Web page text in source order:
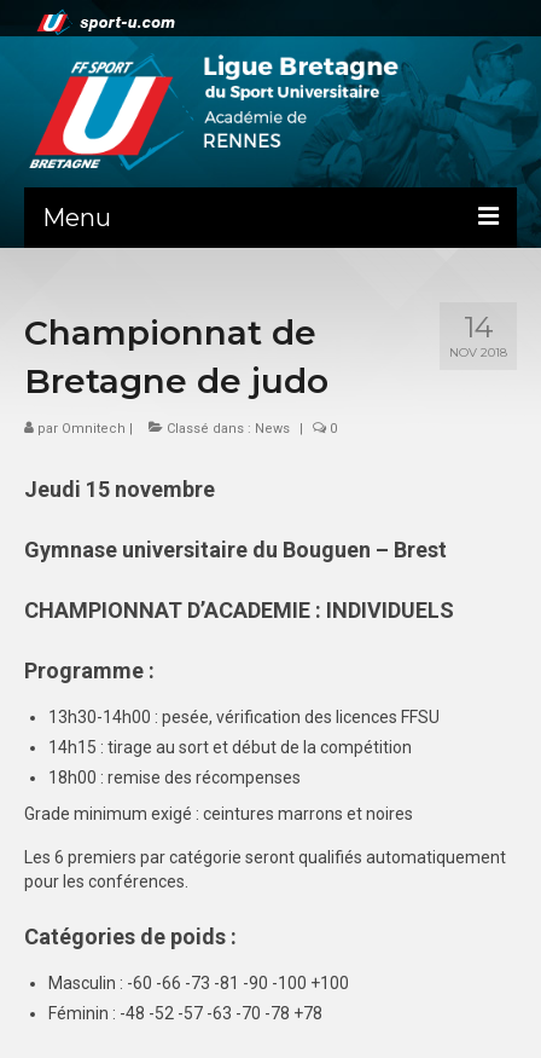
Menu
PRÉSENTATION
Contact
La ligue de Bretagne
ADMINISTRATIF
ARBITRAGE
SPORTS COLLECTIFS
CHAMPIONNATS INTER-LIGUES
CHAMPIONNAT DISTRICT RENNES
CHAMPIONNAT DISTRICT BREST
CHAMPIONNAT DISTRICT CENTRE
OUEST
FEUILLES DE MATCH
14
NOV 2018
Championnat de
Bretagne de judo
par Omnitech | Classé dans : News | 0
Jeudi 15 novembre
Gymnase universitaire du Bouguen – Brest
CHAMPIONNAT D’ACADEMIE : INDIVIDUELS
Programme :
13h30-14h00 : pesée, vérification des licences FFSU
14h15 : tirage au sort et début de la compétition
18h00 : remise des récompenses
Grade minimum exigé : ceintures marrons et noires
Les 6 premiers par catégorie seront qualifiés automatiquement
pour les conférences.
Catégories de poids :
Masculin : -60 -66 -73 -81 -90 -100 +100
Féminin : -48 -52 -57 -63 -70 -78 +78